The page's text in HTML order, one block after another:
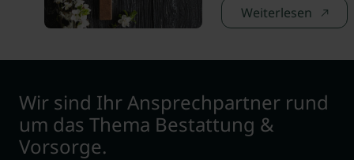
Weiterlesen
Wir sind Ihr Ansprechpartner rund
um das Thema Bestattung &
Vorsorge.